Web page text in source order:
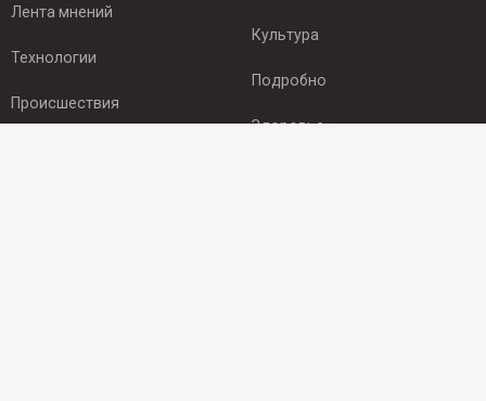
Лента мнений
Технологии
Происшествия
Культура
Подробно
Здоровье